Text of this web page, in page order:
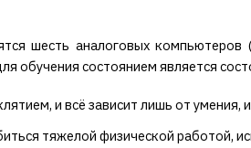
шесть аналоговых компьютеров
состоянием является
и всё зависит лишь от умения,
тяжелой физической